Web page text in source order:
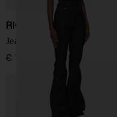
RICK OWENS DRKSHDW
Jeans in denim bootcut
€ 705,00